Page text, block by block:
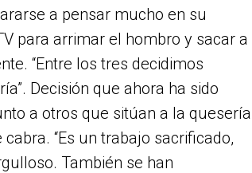
a pensar mucho en su
para arrimar el hombro y sacar a
“Entre los tres decidimos
Decisión que ahora ha sido
a otros que sitúan a la quesería
“Es un trabajo sacrificado,
También se han